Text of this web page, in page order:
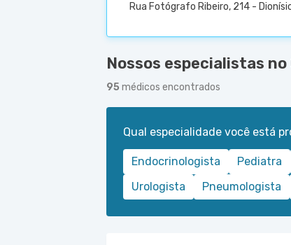
Rua Fotógrafo Ribeiro, 214 -
Nossos especialistas
95 médicos encontrados
Qual especialidade você está
Endocrinologista Pediatra
Urologista
Pneumologista